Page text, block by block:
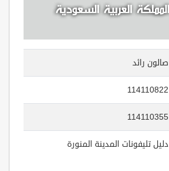
صالون رائد
114110822
114110355
دليل تليفونات المدينة المنورة